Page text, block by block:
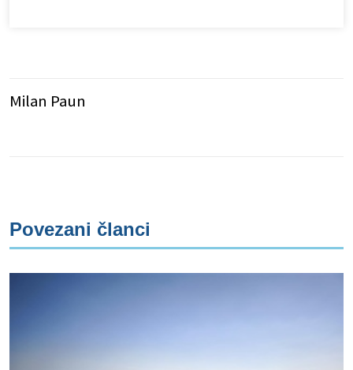
Milan Paun
Povezani članci